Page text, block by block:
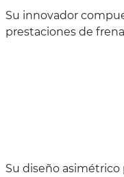
Su innovador
prestaciones de
Su diseño